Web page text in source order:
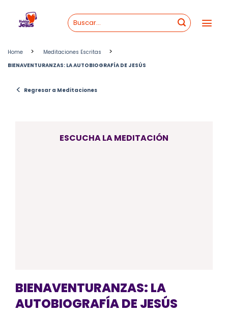
content
Home > Meditaciones Escritas >
BIENAVENTURANZAS: LA AUTOBIOGRAFÍA DE JESÚS
< Regresar a Meditaciones
ESCUCHA LA MEDITACIÓN
BIENAVENTURANZAS: LA
AUTOBIOGRAFÍA DE JESÚS